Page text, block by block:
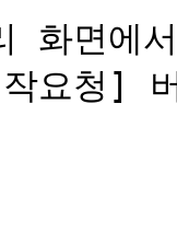
화면에
요청]